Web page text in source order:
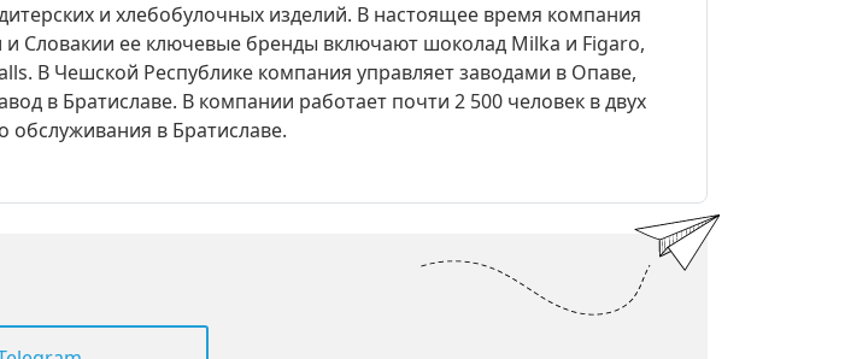
и хлебобулочных изделий. В настоящее время компания
Словакии ее ключевые бренды включают шоколад Milka и Figaro,
В Чешской Республике компания управляет заводами в Опаве,
в Братиславе. В компании работает почти 2 500 человек в двух
обслуживания в Братиславе.